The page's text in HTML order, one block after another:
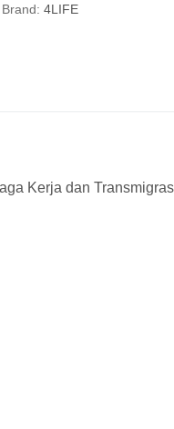
Brand: 4LIFE
Kerja dan